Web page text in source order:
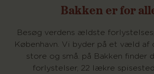
Bakken er for
Besøg verdens ældste
København. Vi byder på et væld af
store og små. på Bakken finder
forlystelser, 22 lækre